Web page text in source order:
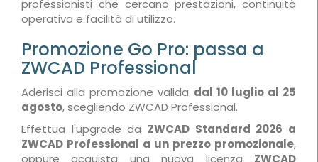
professionisti che cercano prestazioni, continuità
operativa e facilità di utilizzo.
Promozione Go Pro: passa a
ZWCAD Professional
Aderisci alla promozione valida dal 10 luglio al 25
agosto, scegliendo ZWCAD Professional.
Effettua l'upgrade da ZWCAD Standard 2026 a
ZWCAD Professional a un prezzo promozionale,
oppure acquista una nuova licenza ZWCAD